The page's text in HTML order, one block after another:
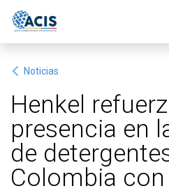
Noticias
Henkel
presencia en
de
Colombia